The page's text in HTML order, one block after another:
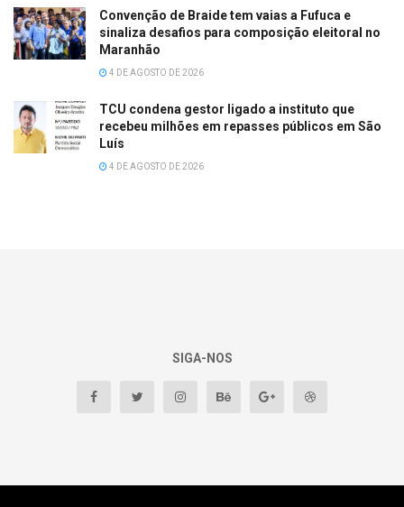
Convenção de Braide tem vaias a Fufuca e
sinaliza desafios para composição eleitoral no
Maranhão
4 DE AGOSTO DE 2026
TCU condena gestor ligado a instituto que
recebeu milhões em repasses públicos em São
Luís
4 DE AGOSTO DE 2026
SIGA-NOS